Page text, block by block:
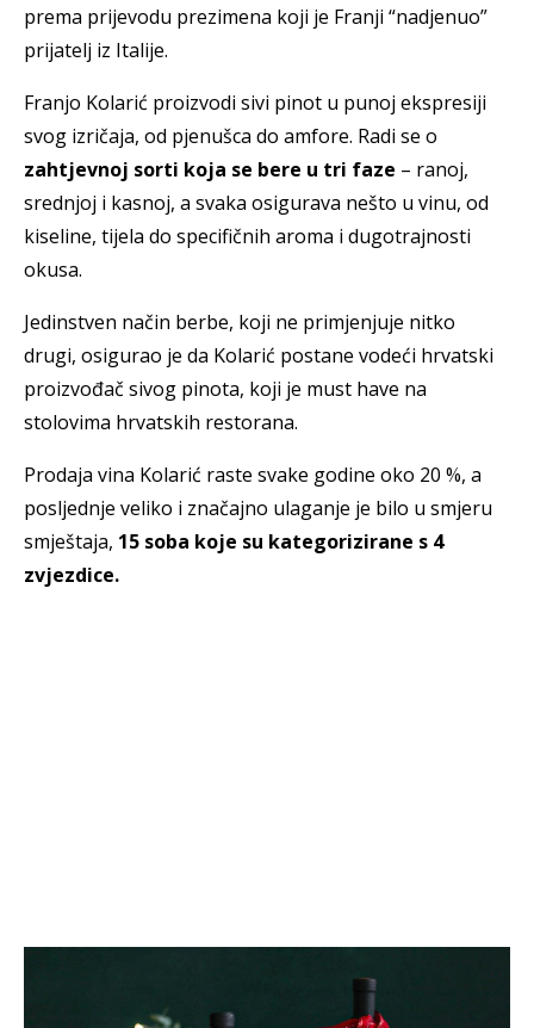
prema prijevodu prezimena koji je Franji “nadjenuo”
prijatelj iz Italije.
Franjo Kolarić proizvodi sivi pinot u punoj ekspresiji
svog izričaja, od pjenušca do amfore. Radi se o
zahtjevnoj sorti koja se bere u tri faze – ranoj,
srednjoj i kasnoj, a svaka osigurava nešto u vinu, od
kiseline, tijela do specifičnih aroma i dugotrajnosti
okusa.
Jedinstven način berbe, koji ne primjenjuje nitko
drugi, osigurao je da Kolarić postane vodeći hrvatski
proizvođač sivog pinota, koji je must have na
stolovima hrvatskih restorana.
Prodaja vina Kolarić raste svake godine oko 20 %, a
posljednje veliko i značajno ulaganje je bilo u smjeru
smještaja, 15 soba koje su kategorizirane s 4
zvjezdice.